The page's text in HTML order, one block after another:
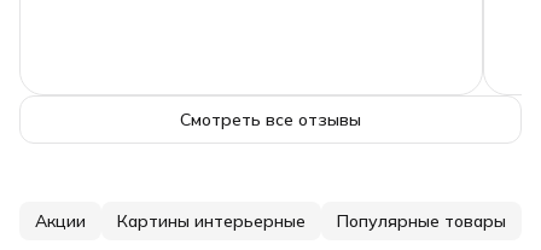
Смотреть все отзывы
Акции Картины интерьерные Популярные товары